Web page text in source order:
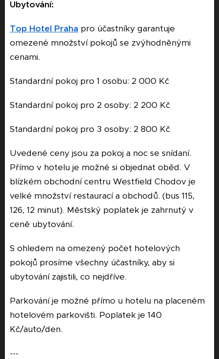
Ubytování:
Top Hotel Praha pro účastníky garantuje
omezené množství pokojů se zvýhodněnými
cenami.
Standardní pokoj pro 1 osobu: 2 000 Kč
Standardní pokoj pro 2 osoby: 2 200 Kč
Standardní pokoj pro 3 osoby: 2 800 Kč
Uvedené ceny jsou za pokoj a noc se snídaní.
Přímo v hotelu je možné si objednat oběd. V
blízkém obchodní centru Westfield Chodov je
velké množství restaurací a obchodů. (bus 115,
126, 12 minut). Městský poplatek je zahrnutý v
ceně ubytování.
S ohledem na omezený počet hotelových
pokojů prosíme všechny účastníky, aby si
ubytování zajistili, co nejdříve.
Parkování je možné přímo u hotelu na placeném
hotelovém parkovišti. Poplatek je 140
Kč/auto/den.
---